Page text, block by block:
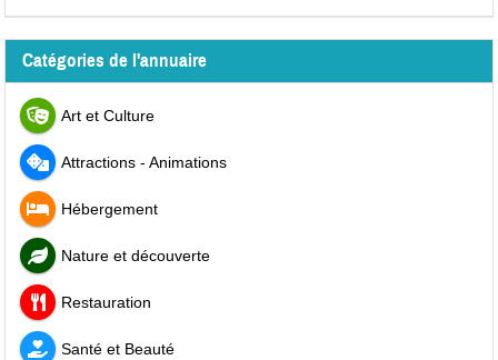
Catégories de l'annuaire
Art et Culture
Attractions - Animations
Hébergement
Nature et découverte
Restauration
Santé et Beauté